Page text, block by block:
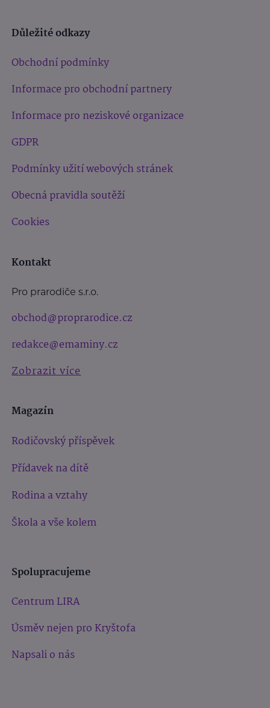
Důležité odkazy
Obchodní podmínky
Informace pro obchodní partnery
Informace pro neziskové organizace
GDPR
Podmínky užití webových stránek
Obecná pravidla soutěží
Cookies
Kontakt
Pro prarodiče s.r.o.
obchod@proprarodice.cz
redakce@emaminy.cz
Zobrazit více
Magazín
Rodičovský příspěvek
Přídavek na dítě
Rodina a vztahy
Škola a vše kolem
Spolupracujeme
Centrum LIRA
Úsměv nejen pro Kryštofa
Napsali o nás